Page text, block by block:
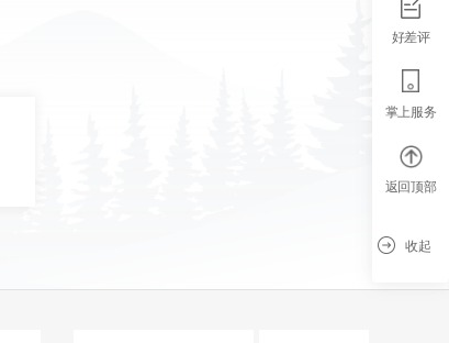
好差评
掌上服务
返回顶部
收起